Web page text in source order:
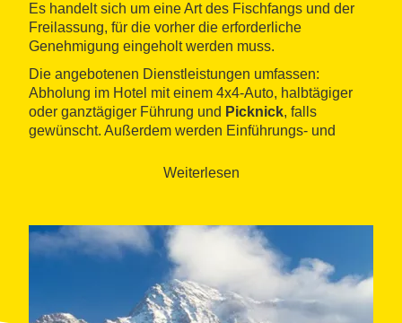
Es handelt sich um eine Art des Fischfangs und der
Freilassung, für die vorher die erforderliche
Genehmigung eingeholt werden muss.
Die angebotenen Dienstleistungen umfassen:
Abholung im Hotel mit einem 4x4-Auto, halbtägiger
oder ganztägiger Führung und Picknick, falls
gewünscht. Außerdem werden Einführungs- und
Auf der Webseite des Unternehmens finden Sie auch
Guides Montseny Guilleries.
Weiterlesen